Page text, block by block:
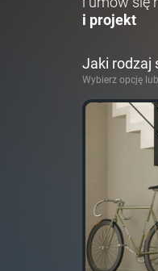
i projekt
Jaki rodzaj
Wybierz opcję